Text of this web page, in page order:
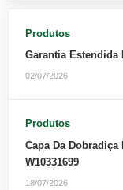
Produtos
Garantia Estendida
02/07/2026
Produtos
Capa Da Dobradiça
W10331699
18/07/2026